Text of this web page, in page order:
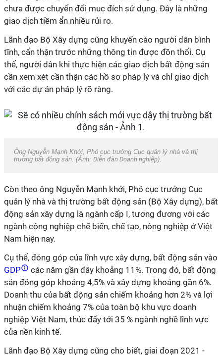
chưa được chuyển đổi muc đích sử dụng. Đây là những
giao dịch tiềm ẩn nhiều rủi ro.
Lãnh đạo Bộ Xây dựng cũng khuyến cáo người dân bình
tĩnh, cẩn thận trước những thông tin được đồn thổi. Cụ
thể, người dân khi thực hiện các giao dịch bất động sản
cần xem xét cần thận các hồ sơ pháp lý và chỉ giao dịch
với các dự án pháp lý rõ ràng.
Ông Nguyễn Mạnh Khởi, Phó cục trưởng Cục quản lý nhà và thị
trường bất động sản. (Ảnh: Diễn đàn Doanh nghiệp).
Còn theo ông Nguyễn Mạnh khởi, Phó cục trưởng Cục
quản lý nhà và thị trường bất động sản (Bộ Xây dựng), bất
động sản xây dựng là ngành cấp I, tương đương với các
ngành công nghiệp chế biến, chế tạo, nông nghiệp ở Việt
Nam hiện nay.
Cụ thể, đóng góp của lĩnh vực xây dựng, bất động sản vào
GDP
các năm gần đây khoảng 11%. Trong đó, bất động
sản đóng góp khoảng 4,5% và xây dựng khoảng gần 6%.
Doanh thu của bất động sản chiếm khoảng hơn 2% và lợi
nhuận chiếm khoảng 7% của toàn bộ khu vực doanh
nghiệp Việt Nam, thúc đẩy tới 35 % ngành nghề lĩnh vực
của nền kinh tế.
Lãnh đạo Bộ Xây dựng cũng cho biết, giai đoạn 2021 -